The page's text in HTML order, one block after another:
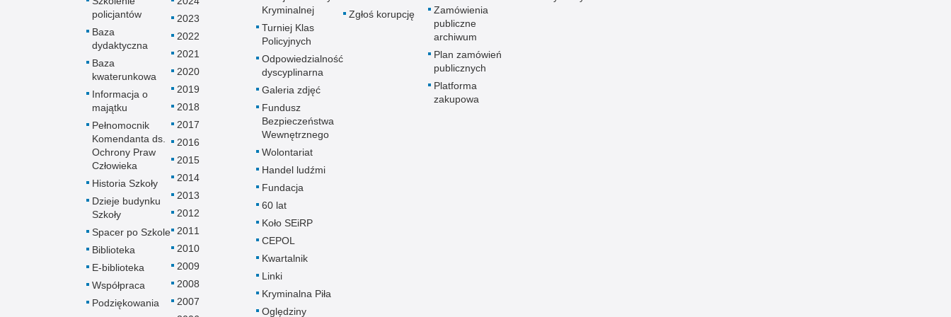
policjantów
Baza
dydaktyczna
Baza
kwaterunkowa
Informacja o
majątku
Pełnomocnik
Komendanta ds.
Ochrony Praw
Człowieka
Historia Szkoły
Dzieje budynku
Szkoły
Spacer po Szkole
Biblioteka
E-biblioteka
Współpraca
Podziękowania
2023
2022
2021
2020
2019
2018
2017
2016
2015
2014
2013
2012
2011
2010
2009
2008
2007
Kryminalnej
Turniej Klas
Policyjnych
Odpowiedzialność
dyscyplinarna
Galeria zdjęć
Fundusz
Bezpieczeństwa
Wewnętrznego
Wolontariat
Handel ludźmi
Fundacja
60 lat
Koło SEiRP
CEPOL
Kwartalnik
Linki
Kryminalna Piła
Oględziny
Zgłoś korupcję
Zamówienia
publiczne
archiwum
Plan zamówień
publicznych
Platforma
zakupowa